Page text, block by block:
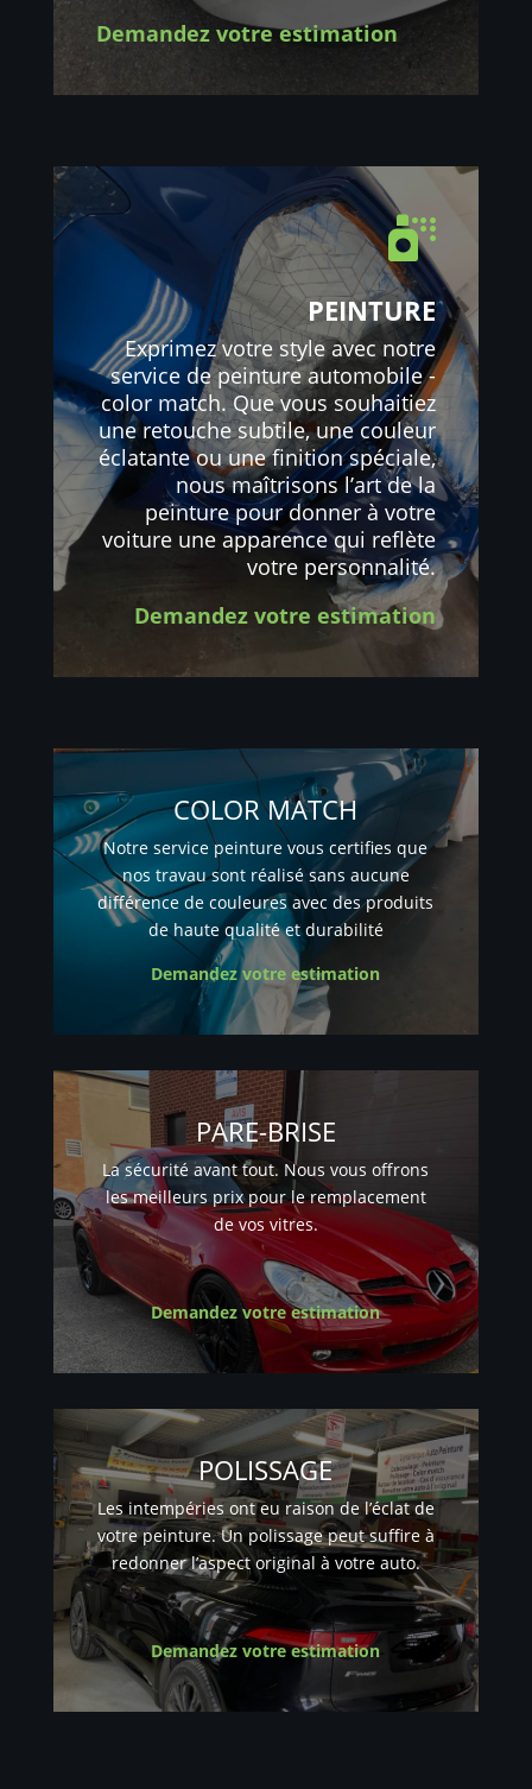
Demandez votre estimation

PEINTURE
Exprimez votre style avec notre
service de peinture automobile -
color match. Que vous souhaitiez
une retouche subtile, une couleur
éclatante ou une finition spéciale,
nous maîtrisons l’art de la
peinture pour donner à votre
voiture une apparence qui reflète
votre personnalité.
Demandez votre estimation
COLOR MATCH
Notre service peinture vous certifies que
nos travau sont réalisé sans aucune
différence de couleures avec des produits
de haute qualité et durabilité
Demandez votre estimation
PARE-BRISE
La sécurité avant tout. Nous vous offrons
les meilleurs prix pour le remplacement
de vos vitres.
Demandez votre estimation
POLISSAGE
Les intempéries ont eu raison de l’éclat de
votre peinture. Un polissage peut suffire à
redonner l’aspect original à votre auto.
Demandez votre estimation